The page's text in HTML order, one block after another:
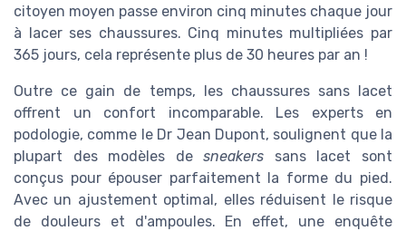
citoyen moyen passe environ cinq minutes chaque jour
à lacer ses chaussures. Cinq minutes multipliées par
365 jours, cela représente plus de 30 heures par an !
Outre ce gain de temps, les chaussures sans lacet
offrent un confort incomparable. Les experts en
podologie, comme le Dr Jean Dupont, soulignent que la
plupart des modèles desneakers sans lacet sont
conçus pour épouser parfaitement la forme du pied.
Avec un ajustement optimal, elles réduisent le risque
de douleurs et d'ampoules. En effet, une enquête